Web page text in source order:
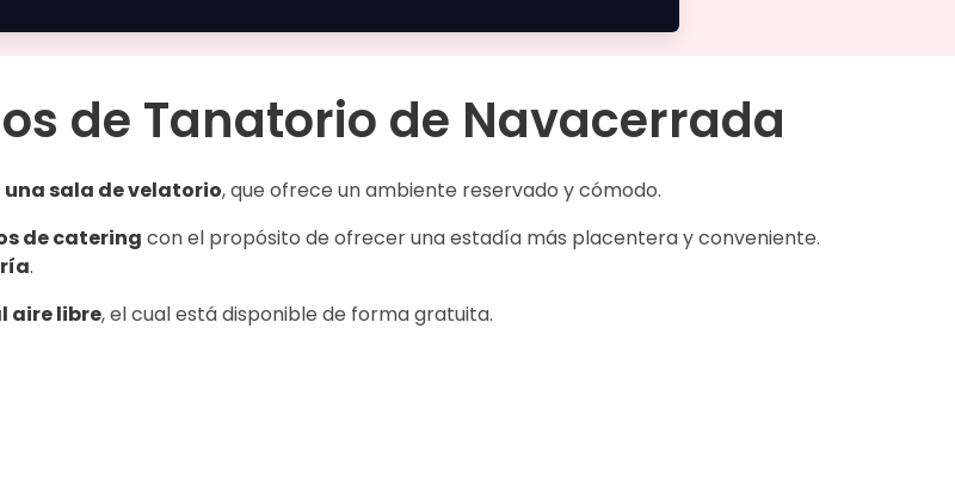
de Tanatorio de Navacerrada
una sala de velatorio, que ofrece un ambiente reservado y cómodo.
de catering con el propósito de ofrecer una estadía más placentera y conveniente.
.
aire libre, el cual está disponible de forma gratuita.